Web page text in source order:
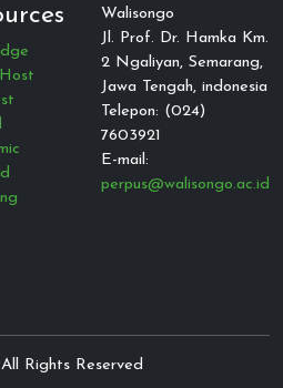
Walisongo
Jl. Prof. Dr. Hamka Km.
2 Ngaliyan, Semarang,
Jawa Tengah, indonesia
Telepon: (024)
7603921
E-mail:
perpus@walisongo.ac.id
Rights Reserved